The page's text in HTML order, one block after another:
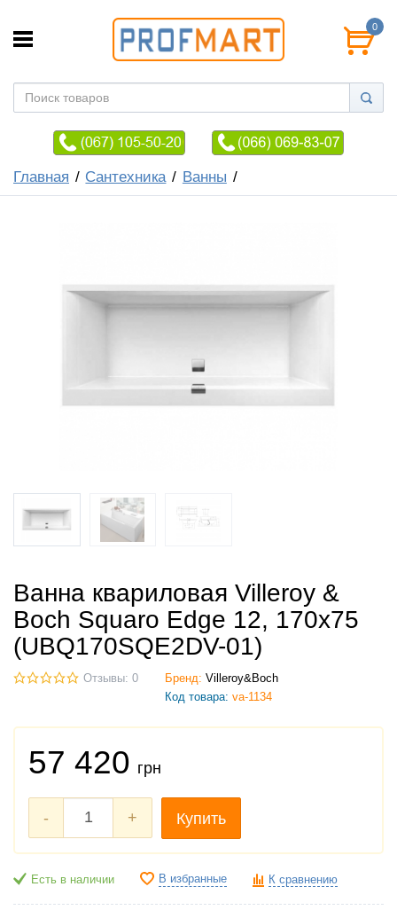
0
Главная Сантехника Ванны
Ванна квариловая Villeroy &
Boch Squaro Edge 12, 170х75
(UBQ170SQE2DV-01)
Отзывы: 0 Бренд: Villeroy&Boch
Код товара: va-1134
57 420 грн
- + Купить
Есть в наличии В избранные К сравнению